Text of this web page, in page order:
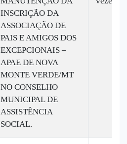
INSCRIÇÃO DA
ASSOCIAÇÃO DE
PAIS E AMIGOS DOS
EXCEPCIONAIS –
APAE DE NOVA
MONTE VERDE/MT
NO CONSELHO
MUNICIPAL DE
ASSISTÊNCIA
SOCIAL.